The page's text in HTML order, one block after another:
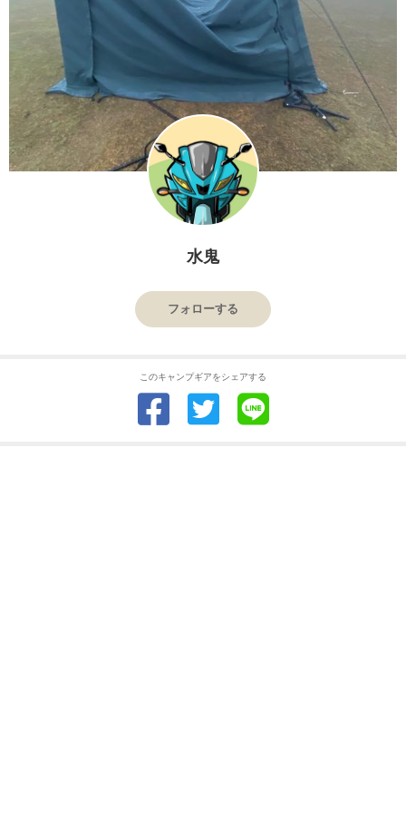
水鬼
フォローする
このキャンプギアをシェアする